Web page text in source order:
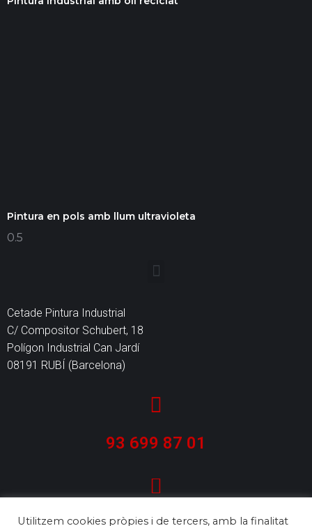
Pintura en pols amb llum ultravioleta
Cetade Pintura Industrial
C/ Compositor Schubert, 18
Polígon Industrial Can Jardí
08191 RUBÍ (Barcelona)
93 699 87 01
Utilitzem cookies pròpies i de tercers, amb la finalitat